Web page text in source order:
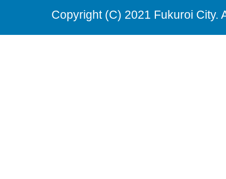
Copyright (C) 2021 Fukuroi City.